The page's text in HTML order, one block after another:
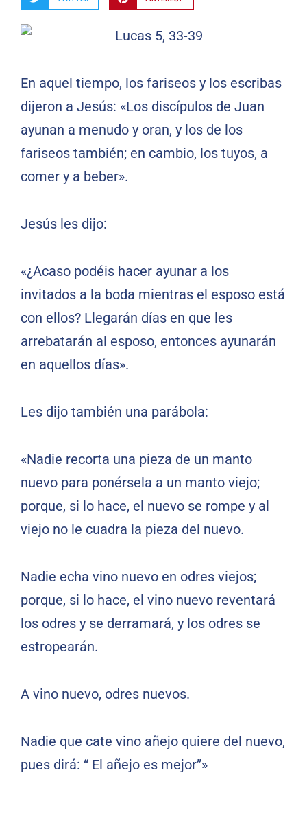
En aquel tiempo, los fariseos y los escribas
dijeron a Jesús: «Los discípulos de Juan
ayunan a menudo y oran, y los de los
fariseos también; en cambio, los tuyos, a
comer y a beber».
Jesús les dijo:
«¿Acaso podéis hacer ayunar a los
invitados a la boda mientras el esposo está
con ellos? Llegarán días en que les
arrebatarán al esposo, entonces ayunarán
en aquellos días».
Les dijo también una parábola:
«Nadie recorta una pieza de un manto
nuevo para ponérsela a un manto viejo;
porque, si lo hace, el nuevo se rompe y al
viejo no le cuadra la pieza del nuevo.
Nadie echa vino nuevo en odres viejos;
porque, si lo hace, el vino nuevo reventará
los odres y se derramará, y los odres se
estropearán.
A vino nuevo, odres nuevos.
Nadie que cate vino añejo quiere del nuevo,
pues dirá: “ El añejo es mejor”»